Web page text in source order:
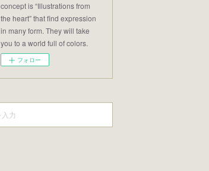
concept is “Illustrations from
the heart” that find expression
in many form. They will take
you to a world full of colors.
フォロー